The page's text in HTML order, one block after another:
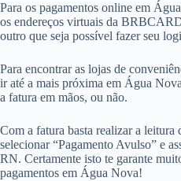
Para os pagamentos online em
os endereços virtuais da
outro que seja possível fazer seu
Para encontrar as lojas de
ir até a mais próxima em Água
a fatura em mãos, ou não.
Com a fatura basta realizar a leitura
selecionar “Pagamento Avulso” e
RN. Certamente isto te garante
pagamentos em Água Nova!